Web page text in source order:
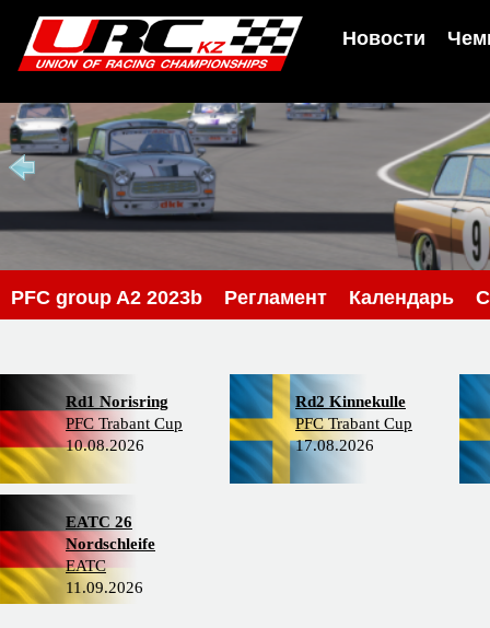
Новости
PFС group A2 2023b Регламент Календарь
Rd1 Norisring
PFC Trabant Cup
10.08.2026
Rd2 Kinnekulle
PFC Trabant Cup
17.08.2026
EATC 26
Nordschleife
EATC
11.09.2026